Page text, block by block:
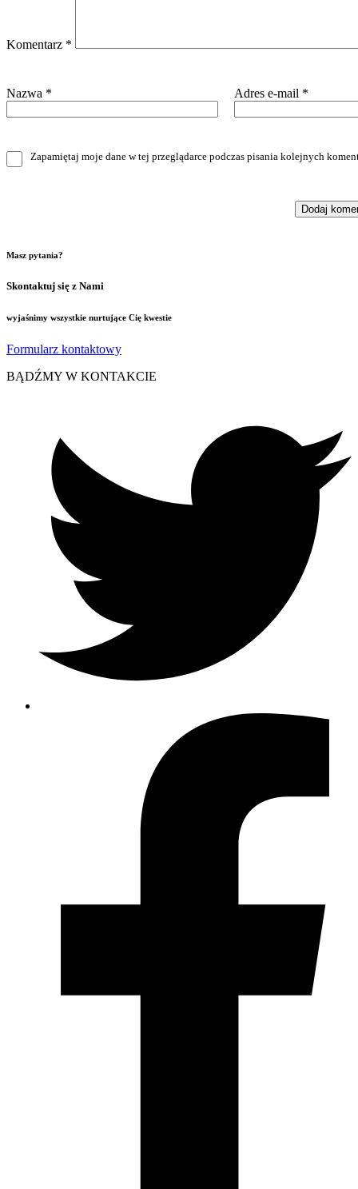
Komentarz *
Nazwa * Adres e-mail *
Zapamiętaj moje dane w tej przeglądarce podczas pisania kolejnych
Masz pytania?
Skontaktuj się z Nami
wyjaśnimy wszystkie nurtujące Cię kwestie
Formularz kontaktowy
BĄDŹMY W KONTAKCIE